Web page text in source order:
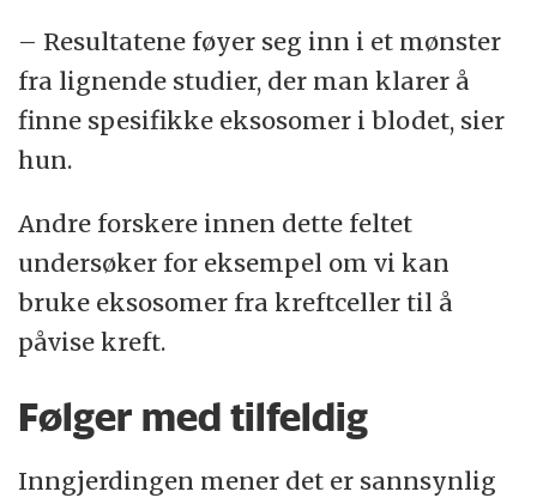
– Resultatene føyer seg inn i et mønster
fra lignende studier, der man klarer å
finne spesifikke eksosomer i blodet, sier
hun.
Andre forskere innen dette feltet
undersøker for eksempel om vi kan
bruke eksosomer fra kreftceller til å
påvise kreft.
Følger med tilfeldig
Inngjerdingen mener det er sannsynlig